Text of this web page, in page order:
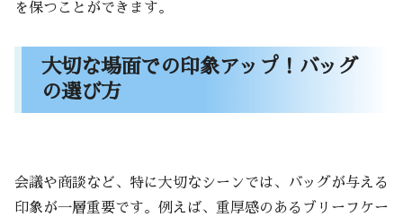
を保つことができます。
大切な場面での印象アップ！バッグ
の選び方
会議や商談など、特に大切なシーンでは、バッグが与える
印象が一層重要です。例えば、重厚感のあるブリーフケー